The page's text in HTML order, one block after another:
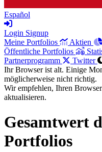
Español
Login Signup
Meine Portfolios
Aktien
Öffentliche Portfolios
Partnerprogramm
Twitter
Ihr Browser ist alt. Einige
möglicherweise nicht richtig.
Wir empfehlen, Ihren
aktualisieren.
Gesamtwert
Portfolios